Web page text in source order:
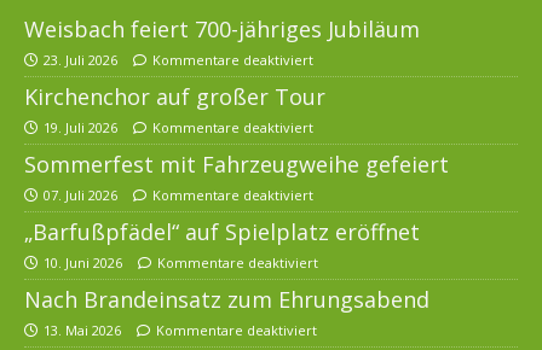
Weisbach feiert 700-jähriges Jubiläum
23. Juli 2026 Kommentare deaktiviert
Kirchenchor auf großer Tour
19. Juli 2026 Kommentare deaktiviert
Sommerfest mit Fahrzeugweihe gefeiert
07. Juli 2026 Kommentare deaktiviert
„Barfußpfädel“ auf Spielplatz eröffnet
10. Juni 2026 Kommentare deaktiviert
Nach Brandeinsatz zum Ehrungsabend
13. Mai 2026 Kommentare deaktiviert